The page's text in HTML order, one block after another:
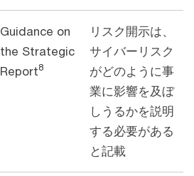
Guidance on
the Strategic
Report8
リスク開示は、
サイバーリスク
がどのように事
業に影響を及ぼ
しうるかを説明
する必要がある
と記載